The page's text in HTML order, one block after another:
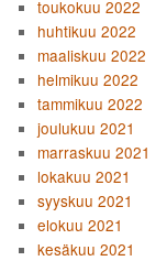
toukokuu 2022
huhtikuu 2022
maaliskuu 2022
helmikuu 2022
tammikuu 2022
joulukuu 2021
marraskuu 2021
lokakuu 2021
syyskuu 2021
elokuu 2021
kesäkuu 2021